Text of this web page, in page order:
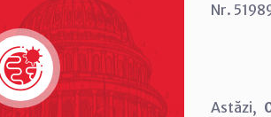
Nr.
Astăzi,